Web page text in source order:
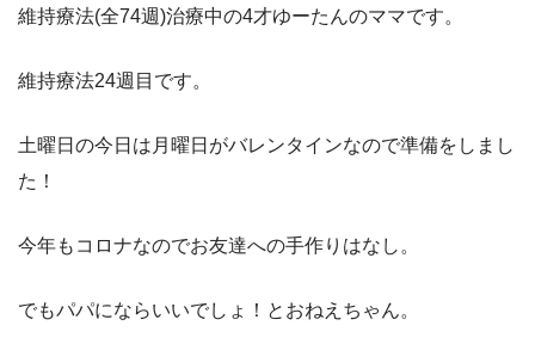
維持療法(全74週)治療中の4才ゆーたんのママです。
維持療法24週目です。
土曜日の今日は月曜日がバレンタインなので準備をしまし
た！
今年もコロナなのでお友達への手作りはなし。
でもパパにならいいでしょ！とおねえちゃん。